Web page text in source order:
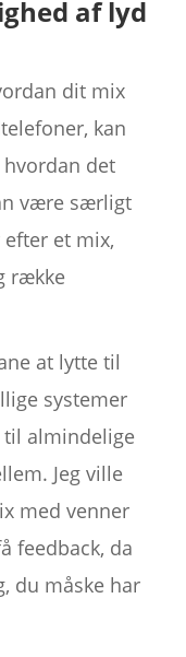
af lyd
dit mix
kan
det
være særligt
et mix,
række
at lytte til
systemer
almindelige
Jeg ville
med venner
feedback, da
du måske har